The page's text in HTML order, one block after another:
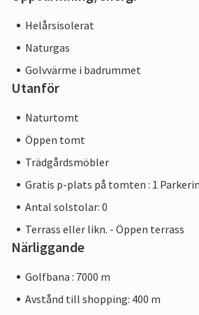
Helårsisolerat
Naturgas
Golvvärme i badrummet
Utanför
Naturtomt
Öppen tomt
Trädgårdsmöbler
Gratis p-plats på tomten : 1
Antal solstolar: 0
Terrass eller likn. - Öppen terrass
Närliggande
Golfbana : 7000 m
Avstånd till shopping: 400 m